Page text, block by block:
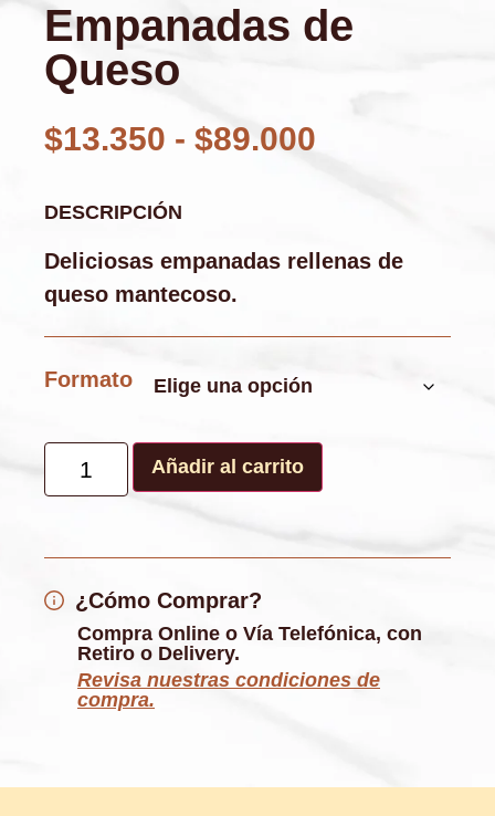
Empanadas de
Queso
$13.350 - $89.000
DESCRIPCIÓN
Deliciosas empanadas rellenas de
queso mantecoso.
Formato
Añadir al carrito
¿Cómo Comprar?
Compra Online o Vía Telefónica, con
Retiro o Delivery.
Revisa nuestras condiciones de
compra.